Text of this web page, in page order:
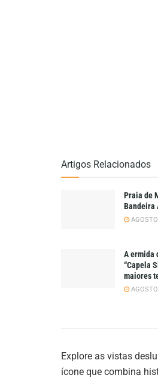
Artigos Relacionados
Praia de
Bandeira
A ermida
“Capela
maiores
Explore as vistas
ícone que combina